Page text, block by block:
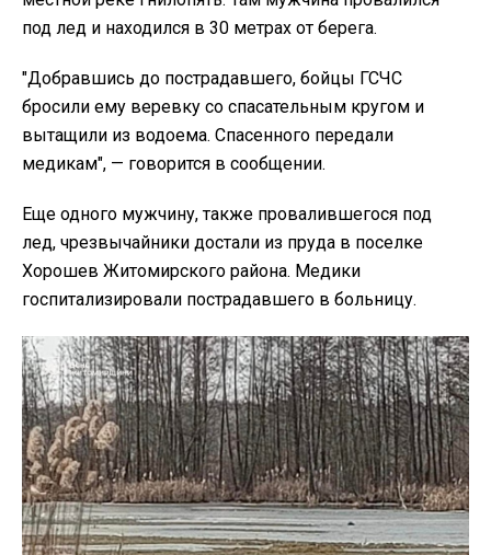
под лед и находился в 30 метрах от берега.
"Добравшись до пострадавшего, бойцы ГСЧС
бросили ему веревку со спасательным кругом и
вытащили из водоема. Спасенного передали
медикам", — говорится в сообщении.
Еще одного мужчину, также провалившегося под
лед, чрезвычайники достали из пруда в поселке
Хорошев Житомирского района. Медики
госпитализировали пострадавшего в больницу.